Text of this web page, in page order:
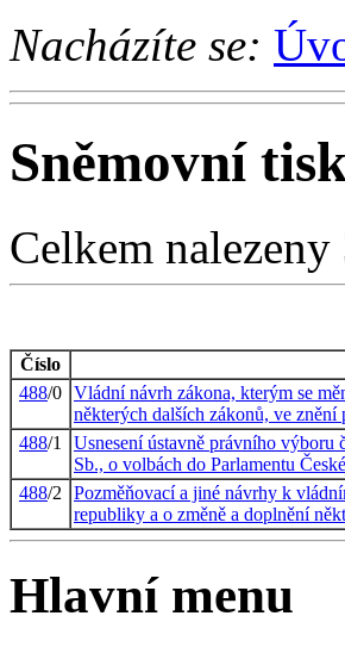
Nacházíte se:
Sněmovní
Celkem
Číslo
488/0 Vládní návrh zákona, kterým se
některých dalších zákonů, ve znění
488/1
Usnesení ústavně právního výboru
Sb., o volbách do Parlamentu
488/2
Pozměňovací a jiné návrhy k
republiky a o změně a doplnění
Hlavní menu